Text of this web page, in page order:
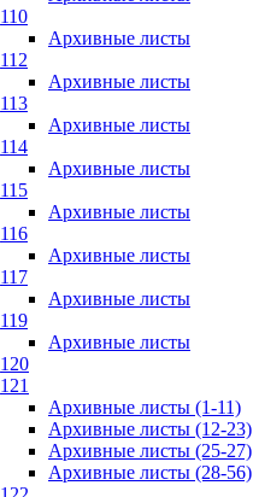
110
Архивные листы
112
Архивные листы
113
Архивные листы
114
Архивные листы
115
Архивные листы
116
Архивные листы
117
Архивные листы
119
Архивные листы
120
121
Архивные листы (1-11)
Архивные листы (12-23)
Архивные листы (25-27)
Архивные листы (28-56)